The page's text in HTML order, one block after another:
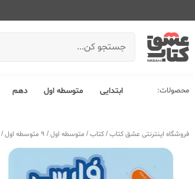
محصولات: ابتدایی متوسطه اول دهم
فروشگاه اینترنتی عشق کتاب/کتاب/ متوسطه اول/ 9 متوسطه اول /